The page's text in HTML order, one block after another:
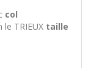
col
le TRIEUX taille